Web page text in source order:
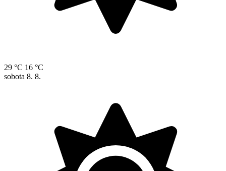
29 °C 16 °C
sobota 8. 8.